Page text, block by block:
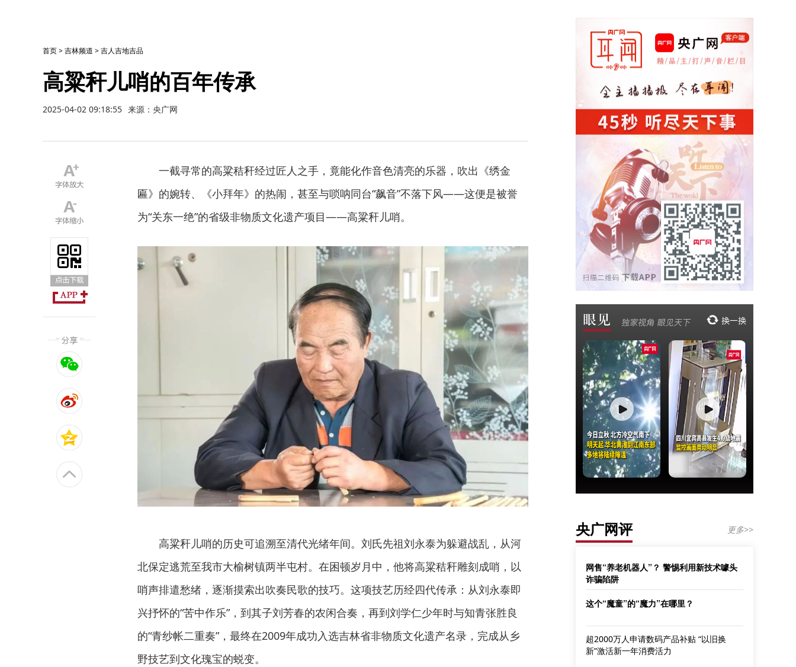
首页>吉林频道 >吉人吉地吉品
高粱秆儿哨的百年传承
2025-04-02 09:18:55 来源：央广网
一截寻常的高粱秸秆经过匠人之手，竟能化作音色清亮的乐器，吹出《绣金
匾》的婉转、《小拜年》的热闹，甚至与唢呐同台“飙音”不落下风——这便是被誉
为“关东一绝”的省级非物质文化遗产项目——高粱秆儿哨。
高粱秆儿哨的历史可追溯至清代光绪年间。刘氏先祖刘永泰为躲避战乱，从河
北保定逃荒至我市大榆树镇两半屯村。在困顿岁月中，他将高粱秸秆雕刻成哨，以
哨声排遣愁绪，逐渐摸索出吹奏民歌的技巧。这项技艺历经四代传承：从刘永泰即
兴抒怀的“苦中作乐”，到其子刘芳春的农闲合奏，再到刘学仁少年时与知青张胜良
的“青纱帐二重奏”，最终在2009年成功入选吉林省非物质文化遗产名录，完成从乡
野技艺到文化瑰宝的蜕变。
央广网评 更多>>
网售“养老机器人”？ 警惕利用新技术噱头
诈骗陷阱
这个“魔童”的“魔力”在哪里？
超2000万人申请数码产品补贴 “以旧换
新”激活新一年消费活力